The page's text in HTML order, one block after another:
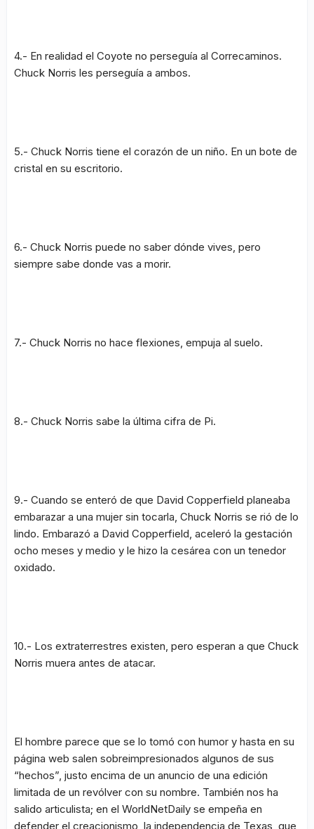
4.- En realidad el Coyote no perseguía al Correcaminos.
Chuck Norris les perseguía a ambos.
5.- Chuck Norris tiene el corazón de un niño. En un bote de
cristal en su escritorio.
6.- Chuck Norris puede no saber dónde vives, pero
siempre sabe donde vas a morir.
7.- Chuck Norris no hace flexiones, empuja al suelo.
8.- Chuck Norris sabe la última cifra de Pi.
9.- Cuando se enteró de que David Copperfield planeaba
embarazar a una mujer sin tocarla, Chuck Norris se rió de lo
lindo. Embarazó a David Copperfield, aceleró la gestación
ocho meses y medio y le hizo la cesárea con un tenedor
oxidado.
10.- Los extraterrestres existen, pero esperan a que Chuck
Norris muera antes de atacar.
El hombre parece que se lo tomó con humor y hasta en su
página web salen sobreimpresionados algunos de sus
“hechos”, justo encima de un anuncio de una edición
limitada de un revólver con su nombre. También nos ha
salido articulista; en el WorldNetDaily se empeña en
defender el creacionismo, la independencia de Texas, que